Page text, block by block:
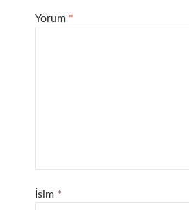
Yorum *
İsim *